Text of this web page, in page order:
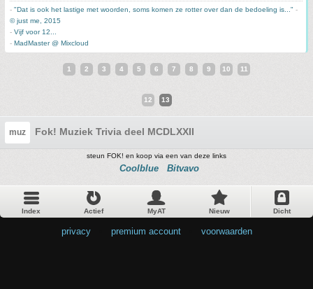
- "Dat is ook het lastige met woorden, soms komen ze rotter over dan de bedoeling is..." -
© just me, 2015
- Vijf voor 12...
- MadMaster @ Mixcloud
1 2 3 4 5 6 7 8 9 10 11
12 13
muz Fok! Muziek Trivia deel MCDLXXII
steun FOK! en koop via een van deze links
Coolblue Bitvavo
Index Actief MyAT Nieuw Dicht
privacy premium account voorwaarden